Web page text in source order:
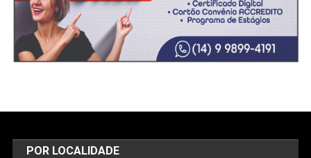
POR LOCALIDADE